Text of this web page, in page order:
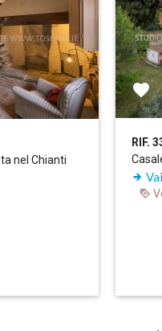
nel Chianti
RIF.